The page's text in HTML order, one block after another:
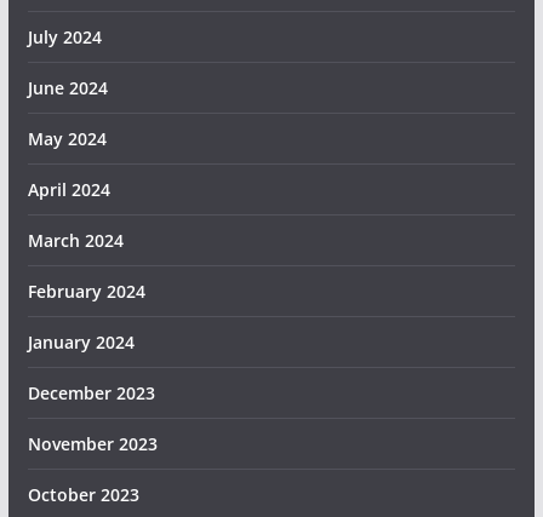
July 2024
June 2024
May 2024
April 2024
March 2024
February 2024
January 2024
December 2023
November 2023
October 2023